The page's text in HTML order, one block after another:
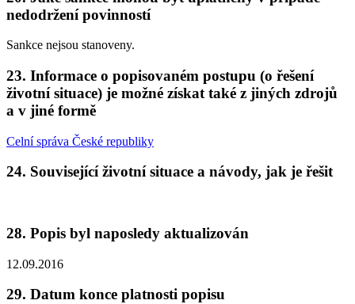
nedodržení povinností
Sankce nejsou stanoveny.
23. Informace o popisovaném postupu (o řešení
životní situace) je možné získat také z jiných zdrojů
a v jiné formě
Celní správa České republiky
24. Související životní situace a návody, jak je řešit
28. Popis byl naposledy aktualizován
12.09.2016
29. Datum konce platnosti popisu